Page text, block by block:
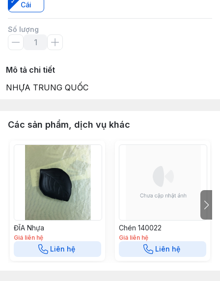
Cái
Số lượng
Mô tả chi tiết
NHỰA TRUNG QUỐC
Các sản phẩm, dịch vụ khác
ĐĨA Nhựa
Giá liên hệ
Liên hệ
Chén 140022
Giá liên hệ
Liên hệ